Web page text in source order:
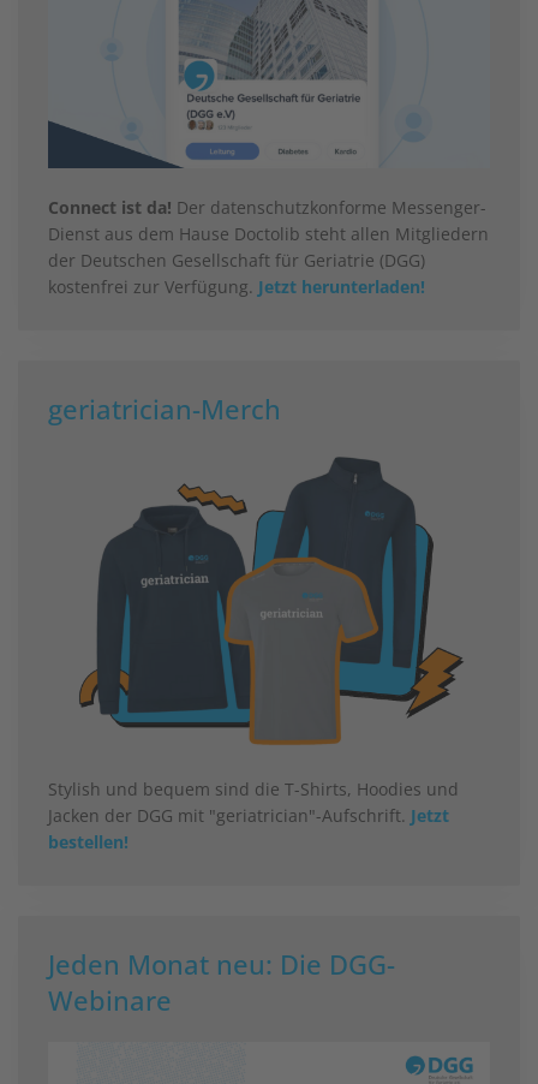
Connect ist da! Der datenschutzkonforme Messenger-
Dienst aus dem Hause Doctolib steht allen Mitgliedern
der Deutschen Gesellschaft für Geriatrie (DGG)
kostenfrei zur Verfügung. Jetzt herunterladen!
geriatrician-Merch
Stylish und bequem sind die T-Shirts, Hoodies und
Jacken der DGG mit "geriatrician"-Aufschrift. Jetzt
bestellen!
Jeden Monat neu: Die DGG-
Webinare